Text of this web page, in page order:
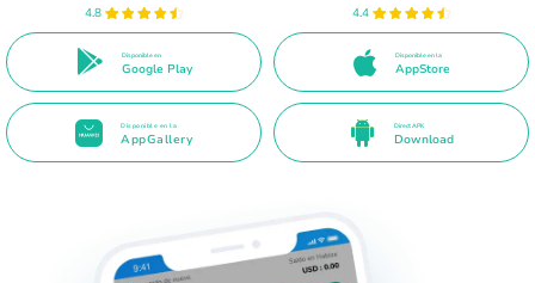
4.8
Disponible en
Google Play
4.4
Disponible en la
AppStore
Disponible en la
AppGallery
Direct APK
Download